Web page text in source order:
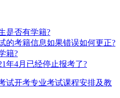
是否有学籍?
的考籍信息如果错误如何更正?
籍?
年4月已经停止报考了?
试开考专业考试课程安排及教